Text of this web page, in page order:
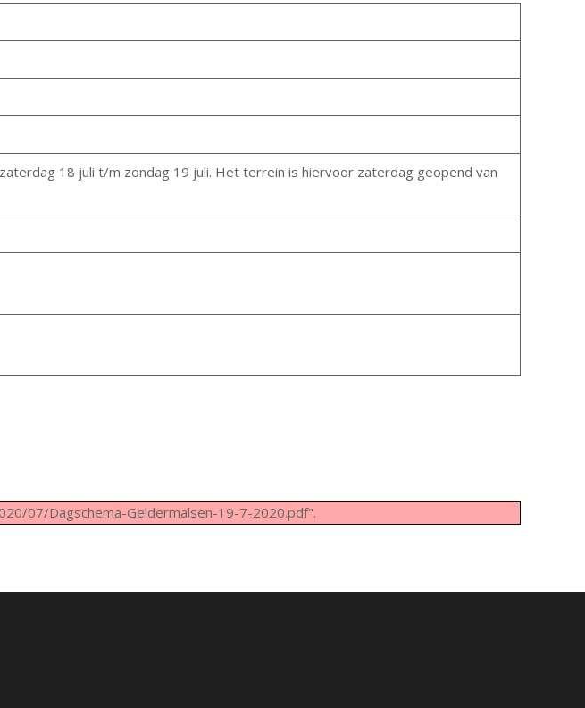
18 juli t/m zondag 19 juli. Het terrein is hiervoor zaterdag geopend van
07/Dagschema-Geldermalsen-19-7-2020.pdf".